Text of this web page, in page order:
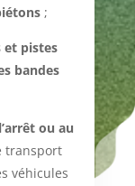
;
et pistes
bandes
ou au
transport
véhicules